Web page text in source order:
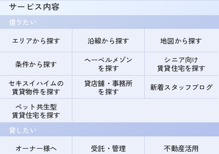
サービス内容
借りたい
エリアから探す
沿線から探す 地図から探す
条件から探す
ヘーベルメゾン
を探す
シニア向け
賃貸住宅を探す
セキスイハイムの
賃貸物件を探す
貸店舗・事務所
を探す
新着スタッフブログ
ペット共生型
賃貸住宅を探す
貸したい
オーナー様へ
受託・管理 不動産活用